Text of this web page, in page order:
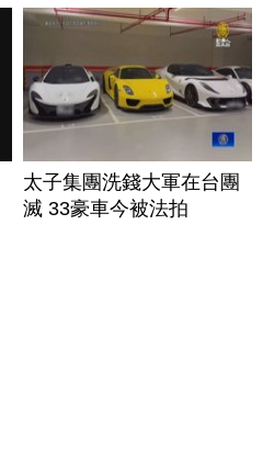
太子集團洗錢大軍在台團
滅 33豪車今被法拍